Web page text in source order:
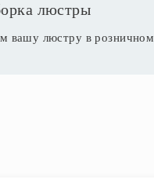
люстры
вашу люстру в розничном